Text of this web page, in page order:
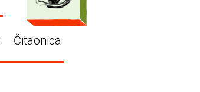
Čitaonica